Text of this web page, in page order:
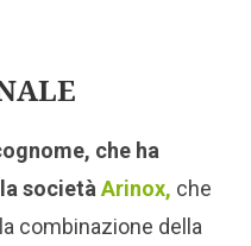
che ha
società Arinox, che
combinazione della